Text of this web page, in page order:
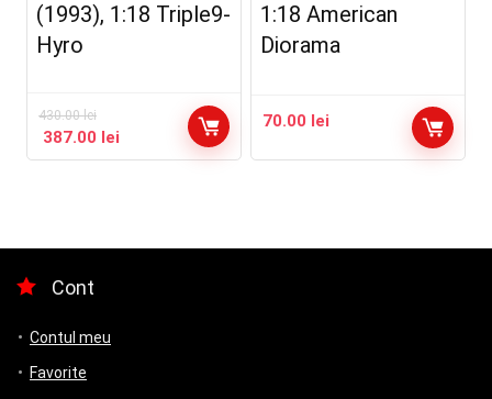
(1993), 1:18 Triple9-
Hyro
430.00lei
387.00 lei
1:18 American
Diorama
70.00 lei
Cont
Contul meu
Favorite